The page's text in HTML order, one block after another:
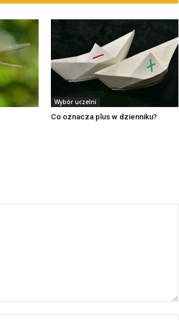
Wybór uczelni
Co oznacza plus w dzienniku?